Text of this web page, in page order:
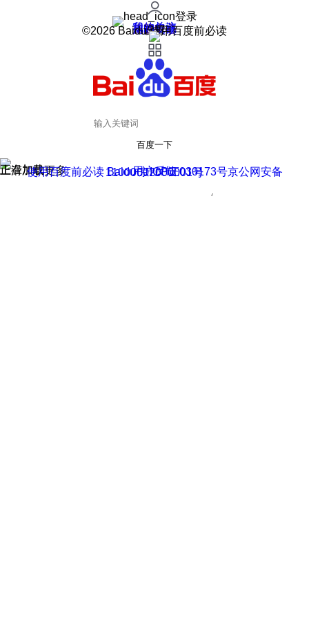
登录
我的关注
我的收藏
皮肤中心
用户反馈
设置
©2026 Baidu 使用百度前必读
百度一下
正在加载
上滑加载更多 用户反馈
使用百度前必读 Baidu 京ICP证030173号
京公网安备11000002000001号